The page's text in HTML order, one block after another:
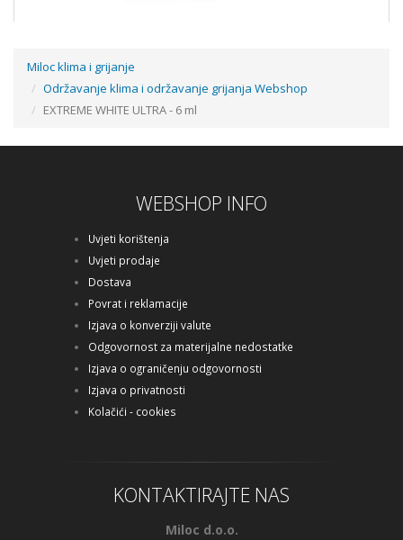
TRACE BRILLIANT (12 X 7,5 ML) + FLEX.ADAPTER 1/4 I 5/16
44,96 €
Dodaj u košaricu
Miloc klima i grijanje
Održavanje klima i održavanje grijanja Webshop
EXTREME WHITE ULTRA - 6 ml
WEBSHOP INFO
Uvjeti korištenja
Uvjeti prodaje
Dostava
Povrat i reklamacije
Izjava o konverziji valute
Odgovornost za materijalne nedostatke
Izjava o ograničenju odgovornosti
Izjava o privatnosti
Kolačići - cookies
KONTAKTIRAJTE NAS
Miloc d.o.o.